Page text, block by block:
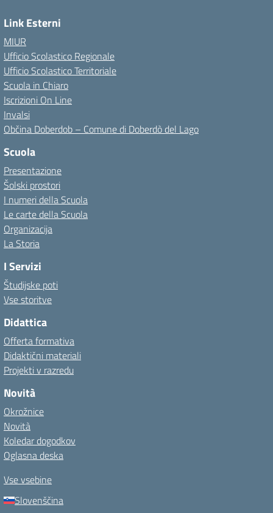
Link Esterni
MIUR
Ufficio Scolastico Regionale
Ufficio Scolastico Territoriale
Scuola in Chiaro
Iscrizioni On Line
Invalsi
Občina Doberdob – Comune di Doberdò del Lago
Scuola
Presentazione
Šolski prostori
I numeri della Scuola
Le carte della Scuola
Organizacija
La Storia
I Servizi
Študijske poti
Vse storitve
Didattica
Offerta formativa
Didaktični materiali
Projekti v razredu
Novità
Okrožnice
Novità
Koledar dogodkov
Oglasna deska
Vse vsebine
Slovenščina